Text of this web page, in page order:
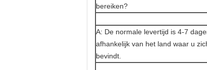
bereiken?
A: De normale levertijd is 4-7
afhankelijk van het land waar u
bevindt.